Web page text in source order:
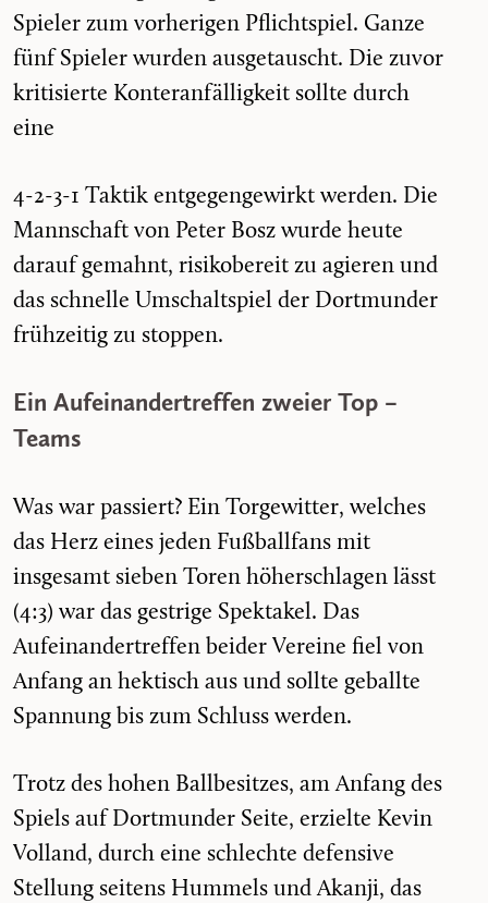
Spieler zum vorherigen Pflichtspiel. Ganze
fünf Spieler wurden ausgetauscht. Die zuvor
kritisierte Konteranfälligkeit sollte durch
eine
4-2-3-1 Taktik entgegengewirkt werden. Die
Mannschaft von Peter Bosz wurde heute
darauf gemahnt, risikobereit zu agieren und
das schnelle Umschaltspiel der Dortmunder
frühzeitig zu stoppen.
Ein Aufeinandertreffen zweier Top –
Teams
Was war passiert? Ein Torgewitter, welches
das Herz eines jeden Fußballfans mit
insgesamt sieben Toren höherschlagen lässt
(4:3) war das gestrige Spektakel. Das
Aufeinandertreffen beider Vereine fiel von
Anfang an hektisch aus und sollte geballte
Spannung bis zum Schluss werden.
Trotz des hohen Ballbesitzes, am Anfang des
Spiels auf Dortmunder Seite, erzielte Kevin
Volland, durch eine schlechte defensive
Stellung seitens Hummels und Akanji, das